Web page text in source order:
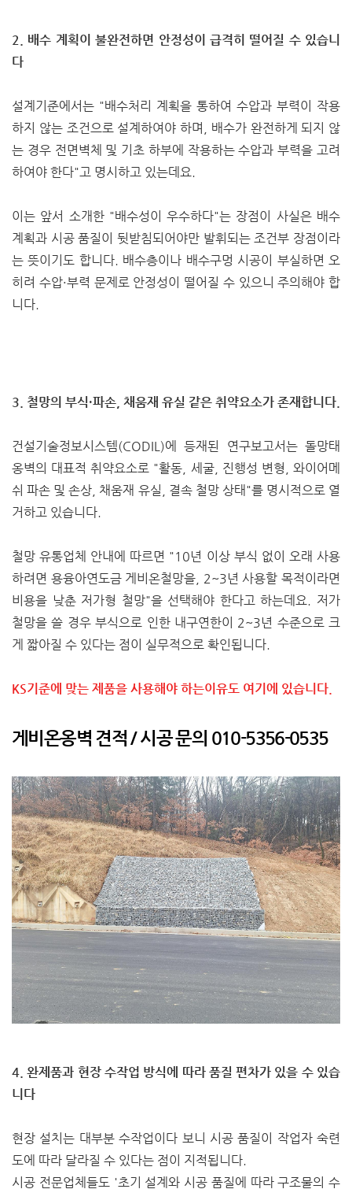
2. 배수 계획이 불완전하면 안정성이 급격히 떨어질 수 있습니
다
설계기준에서는 "배수처리 계획을 통하여 수압과 부력이 작용
하지 않는 조건으로 설계하여야 하며, 배수가 완전하게 되지 않
는 경우 전면벽체 및 기초 하부에 작용하는 수압과 부력을 고려
하여야 한다"고 명시하고 있는데요.
이는 앞서 소개한 "배수성이 우수하다"는 장점이 사실은 배수
계획과 시공 품질이 뒷받침되어야만 발휘되는 조건부 장점이라
는 뜻이기도 합니다. 배수층이나 배수구멍 시공이 부실하면 오
히려 수압·부력 문제로 안정성이 떨어질 수 있으니 주의해야 합
니다.
3. 철망의 부식·파손, 채움재 유실 같은 취약요소가 존재합니다.
건설기술정보시스템(CODIL)에 등재된 연구보고서는 돌망태
옹벽의 대표적 취약요소로 "활동, 세굴, 진행성 변형, 와이어메
쉬 파손 및 손상, 채움재 유실, 결속 철망 상태"를 명시적으로 열
거하고 있습니다.
철망 유통업체 안내에 따르면 "10년 이상 부식 없이 오래 사용
하려면 용융아연도금 게비온철망을, 2~3년 사용할 목적이라면
비용을 낮춘 저가형 철망"을 선택해야 한다고 하는데요. 저가
철망을 쓸 경우 부식으로 인한 내구연한이 2~3년 수준으로 크
게 짧아질 수 있다는 점이 실무적으로 확인됩니다.
KS기준에 맞는 제품을 사용해야 하는이유도 여기에 있습니다.
게비온옹벽 견적 / 시공 문의 010-5356-0535
4. 완제품과 현장 수작업 방식에 따라 품질 편차가 있을 수 있습
니다
현장 설치는 대부분 수작업이다 보니 시공 품질이 작업자 숙련
도에 따라 달라질 수 있다는 점이 지적됩니다.
시공 전문업체들도 '초기 설계와 시공 품질에 따라 구조물의 수